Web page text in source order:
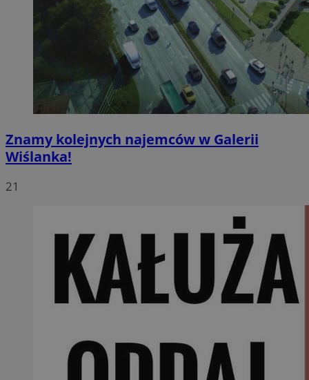
Znamy kolejnych najemców w Galerii
Wiślanka!
21